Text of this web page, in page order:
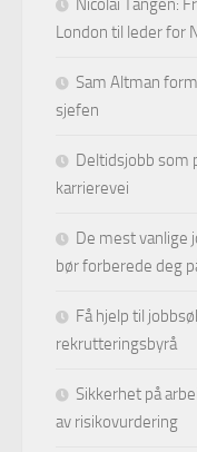
Nicolai Tangen:
London til leder for
Sam Altman
sjefen
Deltidsjobb som
karrierevei
De mest vanlige
bør forberede deg
Få hjelp til
rekrutteringsbyrå
Sikkerhet på
av risikovurdering